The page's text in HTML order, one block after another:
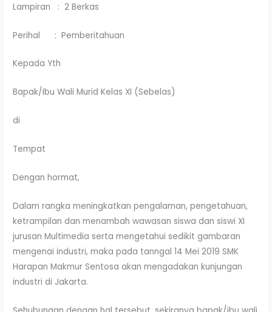
Lampiran : 2 Berkas
Perihal : Pemberitahuan
Kepada Yth
Bapak/Ibu Wali Murid Kelas XI (Sebelas)
di
Tempat
Dengan hormat,
Dalam rangka meningkatkan pengalaman, pengetahuan,
ketrampilan dan menambah wawasan siswa dan siswi XI
jurusan Multimedia serta mengetahui sedikit gambaran
mengenai industri, maka pada tanngal 14 Mei 2019 SMK
Harapan Makmur Sentosa akan mengadakan kunjungan
industri di Jakarta.